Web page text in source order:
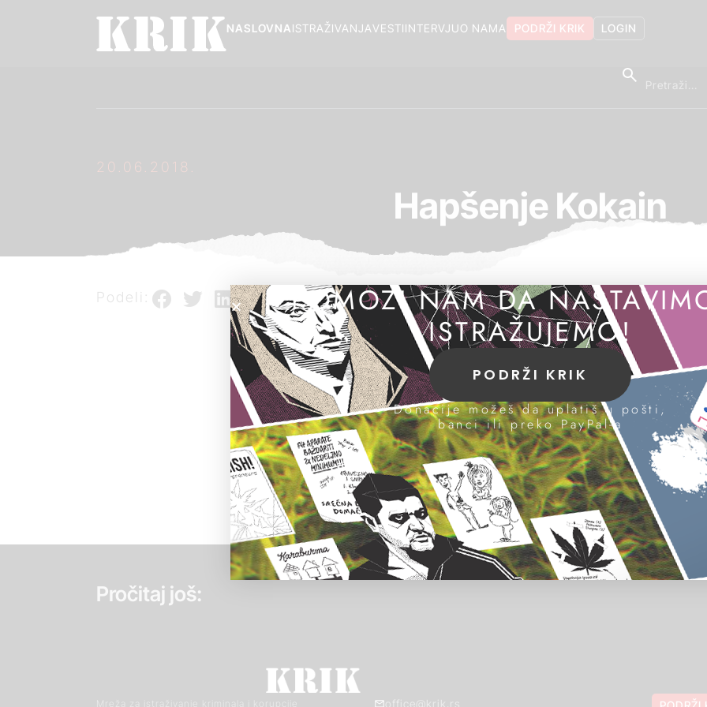
LOGIN
PODRŽI KRIK
O NAMA
INTERVJU
VESTI
ISTRAŽIVANJA
NASLOVNA
20.06.2018.
Hapšenje Kokain
Podeli:
Pročitaj još:
Mreža za istraživanje kriminala i korupcije office@krik.rs
POMOZI NAM DA
ISTRAŽUJEMO!
PODRŽI KRIK
Donacije možeš da uplatiš u pošti,
banci ili preko PayPal-a